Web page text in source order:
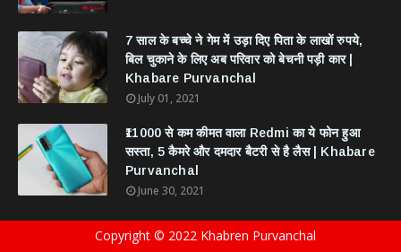
7 साल के बच्चे ने गेम में उड़ा दिए पिता के लाखों रुपये,
बिल चुकाने के लिए अब परिवार को बेचनी पड़ी कार |
Khabare Purvanchal
July 01, 2021
₹11000 से कम कीमत वाला Redmi का ये फोन हुआ
सस्ता, 5 कैमरे और दमदार बैटरी से है लैस | Khabare
Purvanchal
June 30, 2021
Copyright © 2022 Khabren Purvanchal